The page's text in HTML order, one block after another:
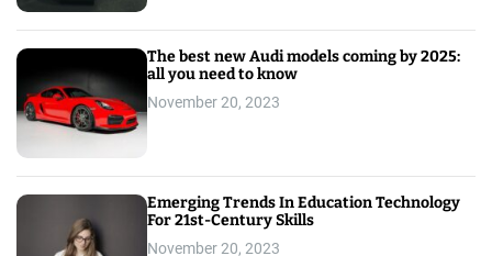
The best new Audi models coming by 2025:
all you need to know
November 20, 2023
Emerging Trends In Education Technology
For 21st-Century Skills
November 20, 2023